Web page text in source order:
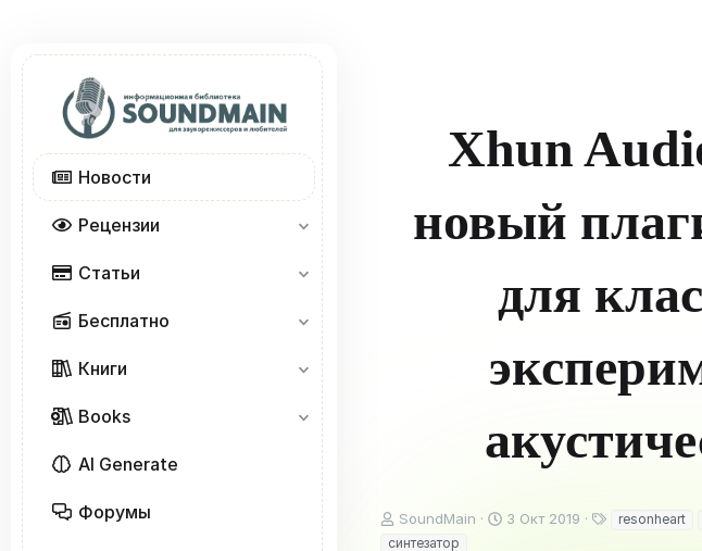
Новости
Рецензии
Статьи
Бесплатно
Книги
Books
AI Generate
Форумы
Xhun
новый
для
А
в
SoundMain
Д
3 Окт 2019 resonheart
синтезатор